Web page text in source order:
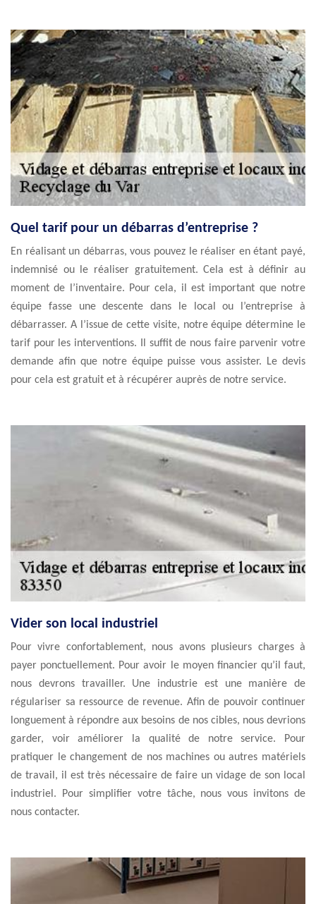
Quel tarif pour un débarras d’entreprise ?
En réalisant un débarras, vous pouvez le réaliser en étant payé,
indemnisé ou le réaliser gratuitement. Cela est à définir au
moment de l’inventaire. Pour cela, il est important que notre
équipe fasse une descente dans le local ou l’entreprise à
débarrasser. A l’issue de cette visite, notre équipe détermine le
tarif pour les interventions. Il suffit de nous faire parvenir votre
demande afin que notre équipe puisse vous assister. Le devis
pour cela est gratuit et à récupérer auprès de notre service.
Vider son local industriel
Pour vivre confortablement, nous avons plusieurs charges à
payer ponctuellement. Pour avoir le moyen financier qu’il faut,
nous devrons travailler. Une industrie est une manière de
régulariser sa ressource de revenue. Afin de pouvoir continuer
longuement à répondre aux besoins de nos cibles, nous devrions
garder, voir améliorer la qualité de notre service. Pour
pratiquer le changement de nos machines ou autres matériels
de travail, il est très nécessaire de faire un vidage de son local
industriel. Pour simplifier votre tâche, nous vous invitons de
nous contacter.